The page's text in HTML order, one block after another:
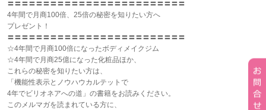
〓〓〓〓〓〓〓〓〓〓〓〓〓〓〓〓〓〓〓〓〓〓〓〓〓
4年間で月商100倍、25倍の秘密を知りたい方へ
プレゼント！
〓〓〓〓〓〓〓〓〓〓〓〓〓〓〓〓〓〓〓〓〓〓〓〓〓
☆4年間で月商100倍になったボディメイクジム
☆4年間で月商25億になった化粧品ほか、
これらの秘密を知りたい方は、
「機能性表示とノウハウカルテットで
4年でビリオネアへの道」の書籍をお読みください。
このメルマガを読まれている方に、